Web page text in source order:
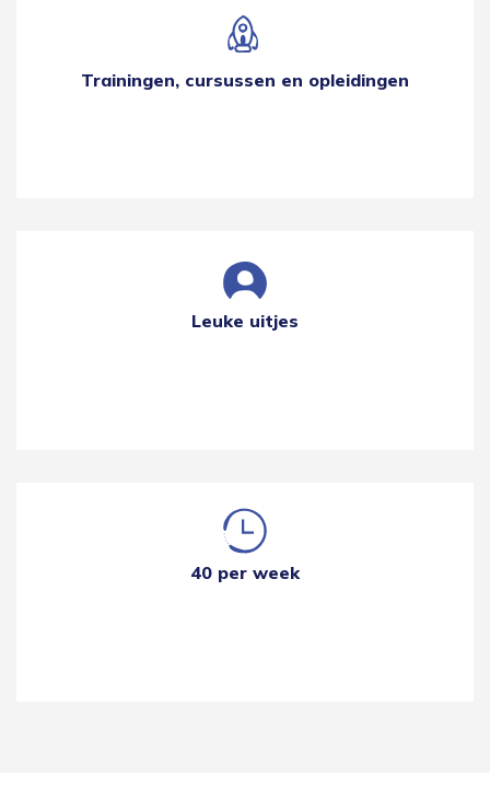
Trainingen, cursussen en opleidingen
Leuke uitjes
40 per week